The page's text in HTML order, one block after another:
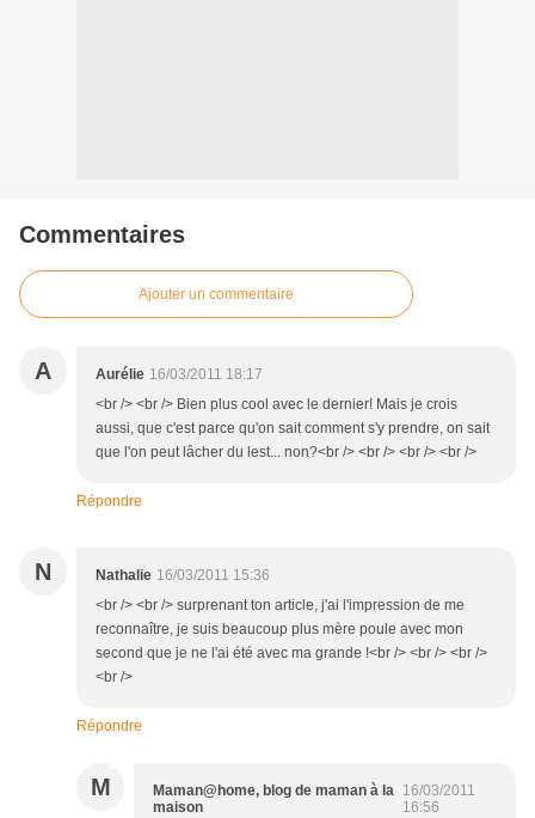
Commentaires
Ajouter un commentaire
A Aurélie 16/03/2011 18:17
<br /> <br /> Bien plus cool avec le dernier! Mais je crois
aussi, que c'est parce qu'on sait comment s'y prendre, on sait
que l'on peut lâcher du lest... non?<br /> <br /> <br /> <br />
Répondre
N Nathalie 16/03/2011 15:36
<br /> <br /> surprenant ton article, j'ai l'impression de me
reconnaître, je suis beaucoup plus mère poule avec mon
second que je ne l'ai été avec ma grande !<br /> <br /> <br />
<br />
Répondre
M
Maman@home, blog de maman à la
maison
16/03/2011
16:56